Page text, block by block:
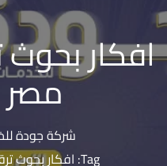
افكار بحوث
مصر
شركة جودة
Tag: افكار بحوث ترقية عن تاريخ مصر القديم